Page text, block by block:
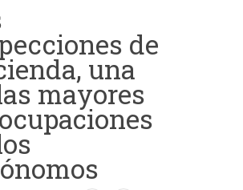
de
una
mayores